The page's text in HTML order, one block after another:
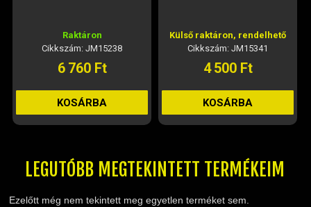
Raktáron
Cikkszám: JM15238
6 760 Ft
KOSÁRBA
Külső raktáron, rendelhető
Cikkszám: JM15341
4 500 Ft
KOSÁRBA
LEGUTÓBB MEGTEKINTETT TERMÉKEIM
Ezelőtt még nem tekintett meg egyetlen terméket sem.